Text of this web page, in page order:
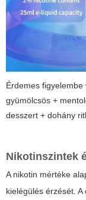
Érdemes
gyümölcsös +
desszert + dohány
Nikotinszintek
A nikotin mértéke
kielégülés érzését.